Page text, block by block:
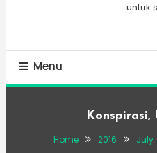
untuk
Menu
Konspirasi,
Home 2016 July